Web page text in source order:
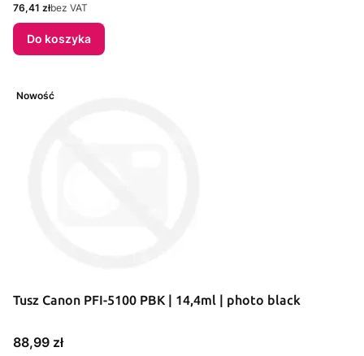
Cena
76,41 złbez VAT
Do koszyka
Nowość
Tusz Canon PFI-5100 PBK | 14,4ml | photo black
Cena
88,99 zł